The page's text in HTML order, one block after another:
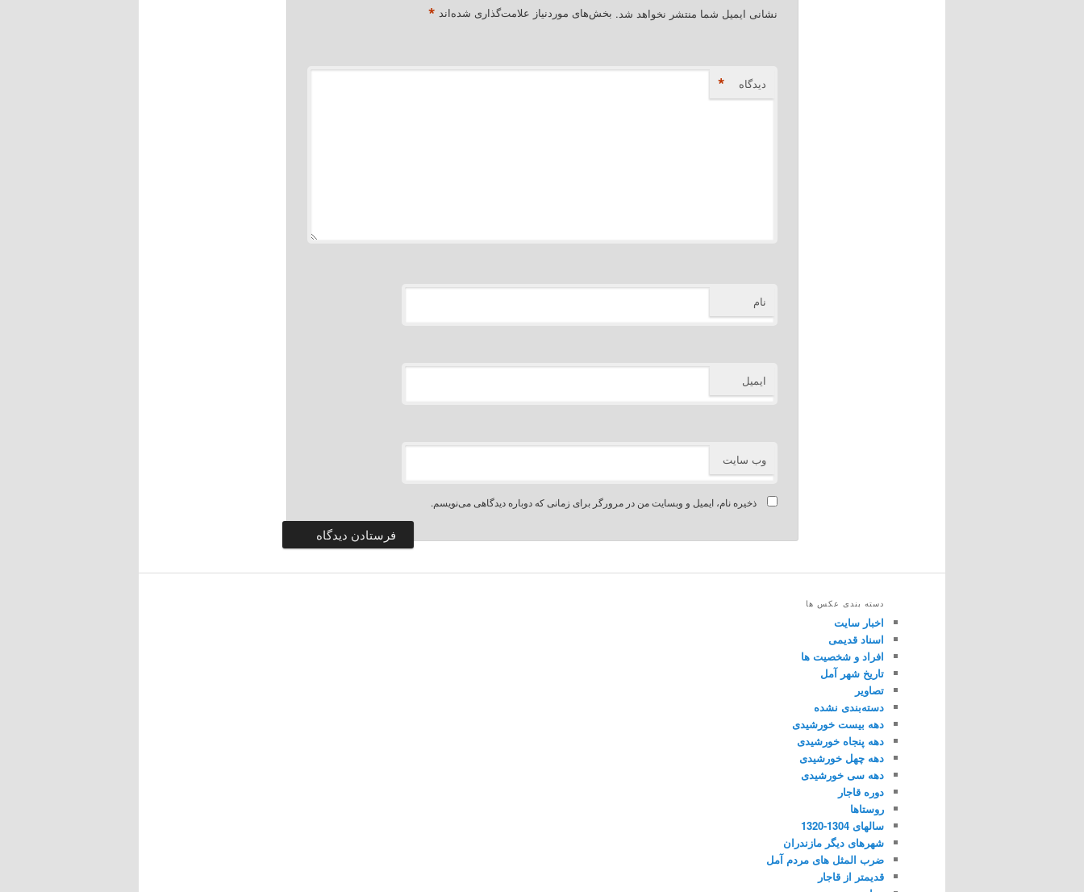
نشانی ایمیل شما منتشر نخواهد شد. بخش‌های موردنیاز علامت‌گذاری شده‌اند *
دیدگاه *
نام
ایمیل
وب‌ سایت
ذخیره نام، ایمیل و وبسایت من در مرورگر برای زمانی که دوباره دیدگاهی می‌نویسم.
دسته بندی عکس ها
اخبار سایت
اسناد قدیمی
افراد و شخصیت ها
تاریخ شهر آمل
تصاویر
دسته‌بندی نشده
دهه بیست خورشیدی
دهه پنجاه خورشیدی
دهه چهل خورشیدی
دهه سی خورشیدی
دوره قاجار
روستاها
سالهای 1304-1320
شهرهای دیگر مازندران
ضرب المثل های مردم آمل
قدیمتر از قاجار